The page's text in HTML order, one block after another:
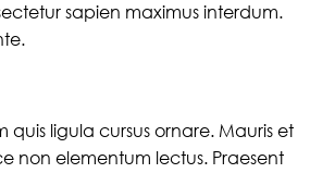
sapien maximus interdum.
quis ligula cursus ornare. Mauris et
non elementum lectus. Praesent